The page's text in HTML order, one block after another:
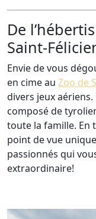
De
Saint-
Envie de vous
en cime au Zoo de
divers jeux
composé de
toute la famille. En
point de vue
passionnés qui
extraordinaire!